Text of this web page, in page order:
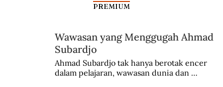
PREMIUM
Wawasan yang Menggugah Ahmad
Subardjo
Ahmad Subardjo tak hanya berotak encer
dalam pelajaran, wawasan dunia dan